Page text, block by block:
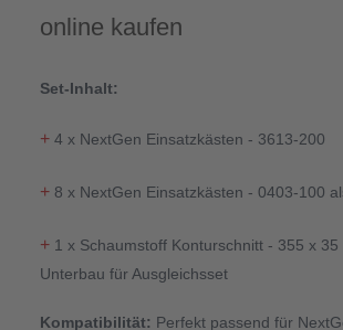
online kaufen
Set-Inhalt:
+4 x NextGen Einsatzkästen - 3613-200
+8 x NextGen Einsatzkästen - 0403-100
+1 x Schaumstoff Konturschnitt - 355 x 35
Unterbau für Ausgleichsset
Kompatibilität: Perfekt passend für